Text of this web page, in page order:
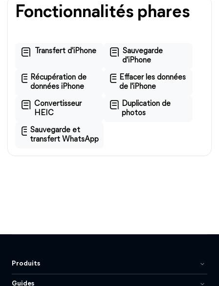
Fonctionnalités phares
Transfert d'iPhone
Sauvegarde
d'iPhone
Récupération de
données iPhone
Effacer les données
de l'iPhone
Convertisseur
HEIC
Duplication de
photos
Sauvegarde et
transfert WhatsApp
Produits
Guides